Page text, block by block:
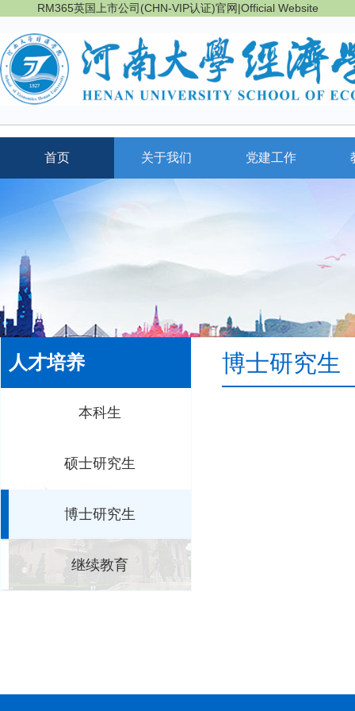
RM365英国上市公司(CHN-VIP认证)官网|Official Website
首页 关于我们 党建工作
人才培养
本科生
硕士研究生
博士研究生
继续教育
博士研究生